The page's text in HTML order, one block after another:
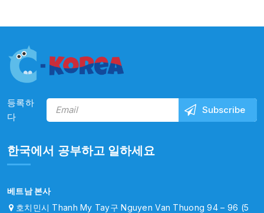
등록하
다
한국에서 공부하고 일하세요
베트남 본사
호치민시 Thanh My Tay구 Nguyen Van Thuong 94 – 96 (5